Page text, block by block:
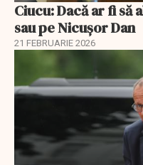
Ciucu: Dacă ar fi să
sau pe Nicușor Dan
21 FEBRUARIE 2026